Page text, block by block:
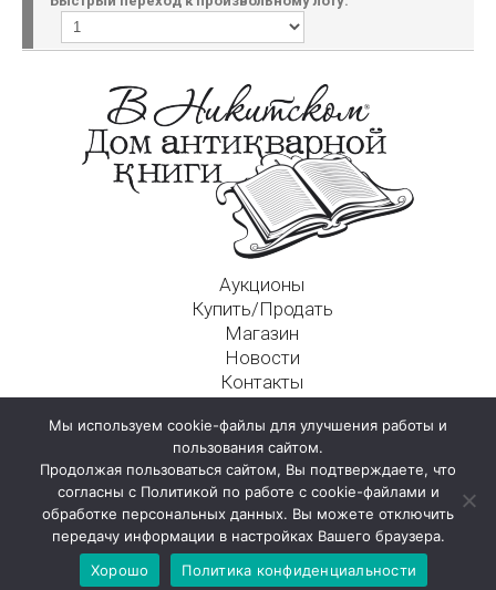
Аукционы
Купить/Продать
Магазин
Новости
Контакты
125009, г. Москва, Никитский пер., д. 4а, стр. 1
Мы используем cookie-файлы для улучшения работы и
пользования сайтом.
Продолжая пользоваться сайтом, Вы подтверждаете, что
согласны с Политикой по работе с cookie-файлами и
обработке персональных данных. Вы можете отключить
передачу информации в настройках Вашего браузера.
Хорошо
Политика конфиденциальности